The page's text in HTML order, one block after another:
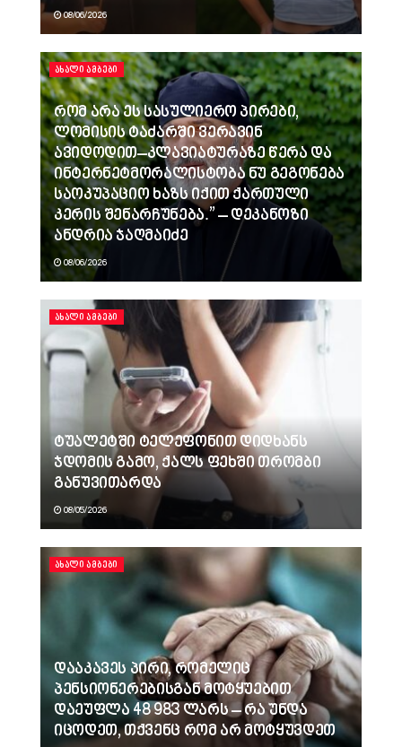
08/06/2026
ᲐᲮᲐᲚᲘ ᲐᲛᲑᲔᲑᲘ
რომ არა ეს სასულიერო პირები,
ლომისის ტაძარში ვერავინ
ავიდოდით–კლავიატურაზე წერა და
ინტერნეტმორალისტობა ნუ გეგონება
საოკუპაციო ხაზს იქით ქართული
კერის შენარჩუნება.” – დეკანოზი
ანდრია ჯაღმაიძე
08/06/2026
ᲐᲮᲐᲚᲘ ᲐᲛᲑᲔᲑᲘ
ტუალეტში ტელეფონით დიდხანს
ჯდომის გამო, ქალს ფეხში თრომბი
განუვითარდა
08/05/2026
ᲐᲮᲐᲚᲘ ᲐᲛᲑᲔᲑᲘ
დააკავეს პირი, რომელიც
პენსიონერებისგან მოტყუებით
დაეუფლა 48 983 ლარს – რა უნდა
იცოდეთ, თქვენც რომ არ მოტყუვდეთ